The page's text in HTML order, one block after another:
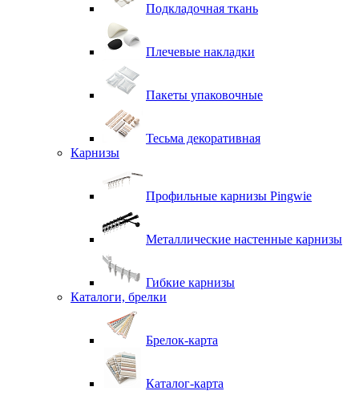
Подкладочная ткань
Плечевые накладки
Пакеты упаковочные
Тесьма декоративная
Карнизы
Профильные карнизы Pingwie
Металлические настенные карнизы
Гибкие карнизы
Каталоги, брелки
Брелок-карта
Каталог-карта